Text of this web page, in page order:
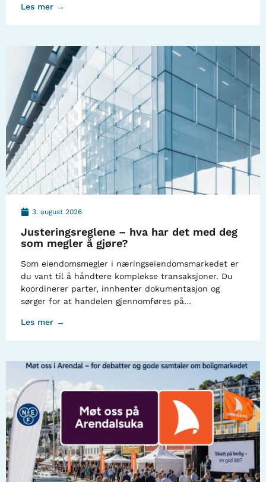
Les mer →
3. august 2026
Justeringsreglene – hva har det med deg
som megler å gjøre?
Som eiendomsmegler i næringseiendomsmarkedet er
du vant til å håndtere komplekse transaksjoner. Du
koordinerer parter, innhenter dokumentasjon og
sørger for at handelen gjennomføres på…
Les mer →